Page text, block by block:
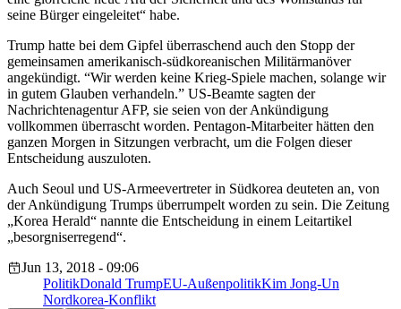
seine Bürger eingeleitet“ habe.
Trump hatte bei dem Gipfel überraschend auch den Stopp der
gemeinsamen amerikanisch-südkoreanischen Militärmanöver
angekündigt. “Wir werden keine Krieg-Spiele machen, solange wir
in gutem Glauben verhandeln.” US-Beamte sagten der
Nachrichtenagentur AFP, sie seien von der Ankündigung
vollkommen überrascht worden. Pentagon-Mitarbeiter hätten den
ganzen Morgen in Sitzungen verbracht, um die Folgen dieser
Entscheidung auszuloten.
Auch Seoul und US-Armeevertreter in Südkorea deuteten an, von
der Ankündigung Trumps überrumpelt worden zu sein. Die Zeitung
„Korea Herald“ nannte die Entscheidung in einem Leitartikel
„besorgniserregend“.
Jun 13, 2018 - 09:06
PolitikDonald TrumpEU-AußenpolitikKim Jong-Un
Nordkorea-Konflikt